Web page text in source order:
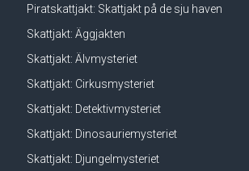
Piratskattjakt: Skattjakt på de sju haven
Skattjakt: Äggjakten
Skattjakt: Älvmysteriet
Skattjakt: Cirkusmysteriet
Skattjakt: Detektivmysteriet
Skattjakt: Dinosauriemysteriet
Skattjakt: Djungelmysteriet